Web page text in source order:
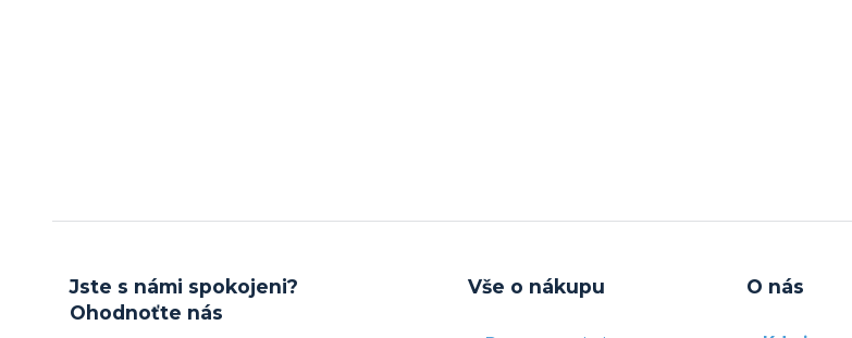
Jste s námi spokojeni?
Ohodnoťte nás
Vše o nákupu O nás